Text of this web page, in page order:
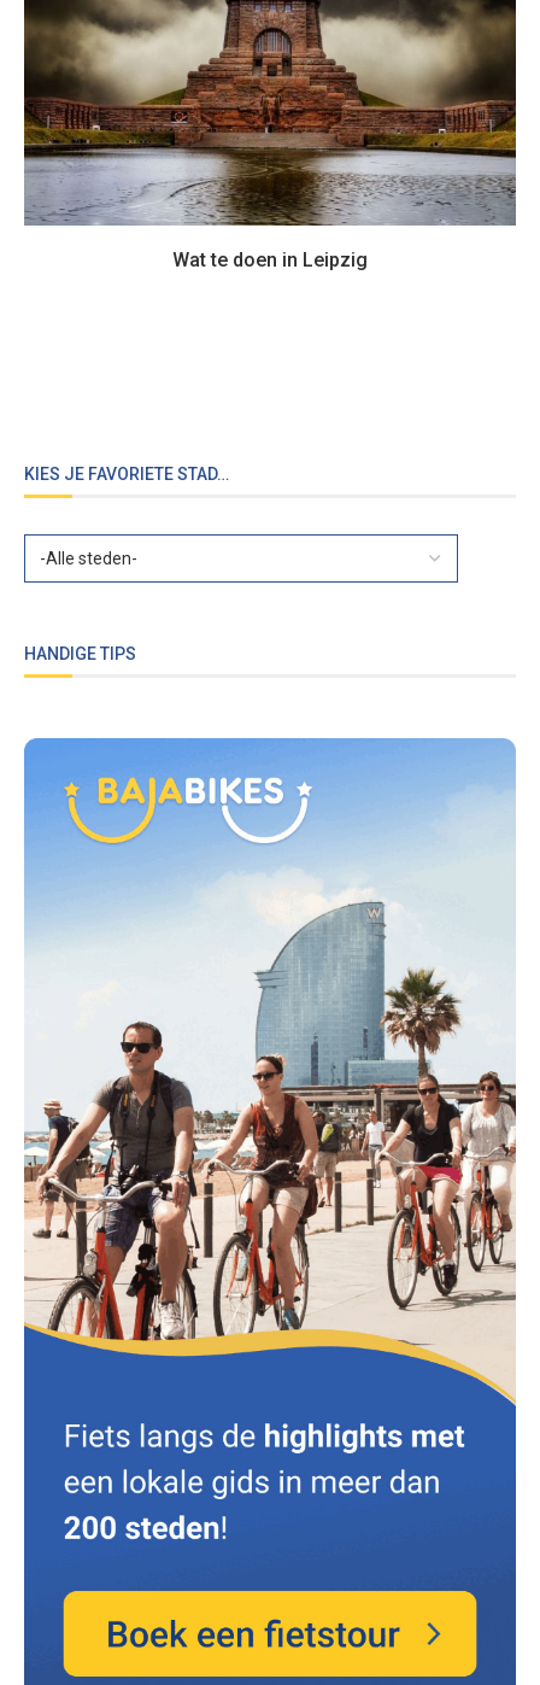
Wat te doen in Leipzig
KIES JE FAVORIETE STAD…
HANDIGE TIPS